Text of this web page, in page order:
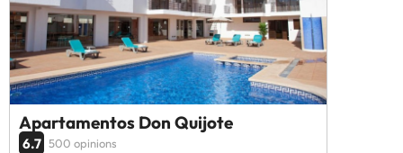
Apartamentos Don Quijote
6.7 500 opinions